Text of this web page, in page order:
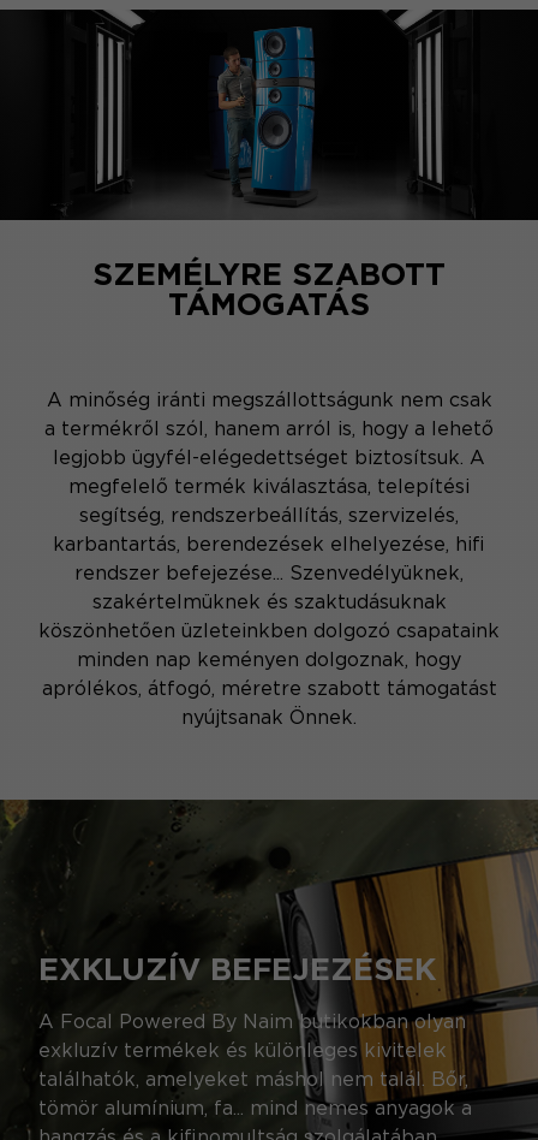
SZEMÉLYRE SZABOTT
TÁMOGATÁS
A minőség iránti megszállottságunk nem csak
a termékről szól, hanem arról is, hogy a lehető
legjobb ügyfél-elégedettséget biztosítsuk. A
megfelelő termék kiválasztása, telepítési
segítség, rendszerbeállítás, szervizelés,
karbantartás, berendezések elhelyezése, hifi
rendszer befejezése... Szenvedélyüknek,
szakértelmüknek és szaktudásuknak
köszönhetően üzleteinkben dolgozó csapataink
minden nap keményen dolgoznak, hogy
aprólékos, átfogó, méretre szabott támogatást
nyújtsanak Önnek.
EXKLUZÍV BEFEJEZÉSEK
A Focal Powered By Naim butikokban olyan
exkluzív termékek és különleges kivitelek
találhatók, amelyeket máshol nem talál. Bőr,
tömör alumínium, fa... mind nemes anyagok a